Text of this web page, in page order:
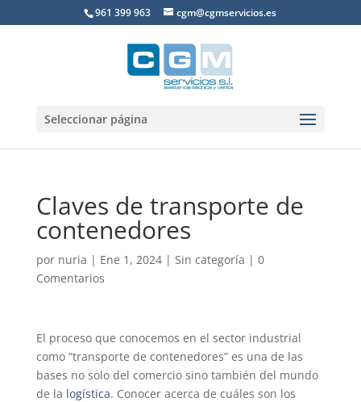
961 399 963 cgm@cgmservicios.es
Seleccionar página
Claves de transporte de
contenedores
por nuria | Ene 1, 2024| Sin categoría | 0
Comentarios
El proceso que conocemos en el sector industrial
como “transporte de contenedores” es una de las
bases no solo del comercio sino también del mundo
de la logística. Conocer acerca de cuáles son los